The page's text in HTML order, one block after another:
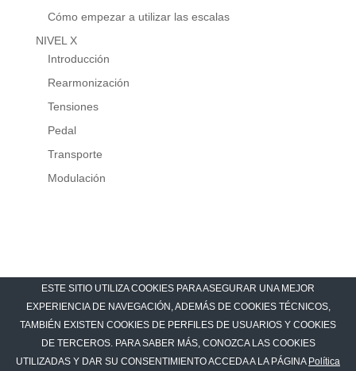
Cómo empezar a utilizar las escalas
NIVEL X
Introducción
Rearmonización
Tensiones
Pedal
Transporte
Modulación
ESTE SITIO UTILIZA COOKIES PARA ASEGURAR UNA MEJOR
EXPERIENCIA DE NAVEGACIÓN, ADEMÁS DE COOKIES TÉCNICOS,
TAMBIÉN EXISTEN COOKIES DE PERFILES DE USUARIOS Y COOKIES
DE TERCEROS. PARA SABER MÁS, CONOZCA LAS COOKIES
UTILIZADAS Y DAR SU CONSENTIMIENTO ACCEDA A LA PÁGINA Política